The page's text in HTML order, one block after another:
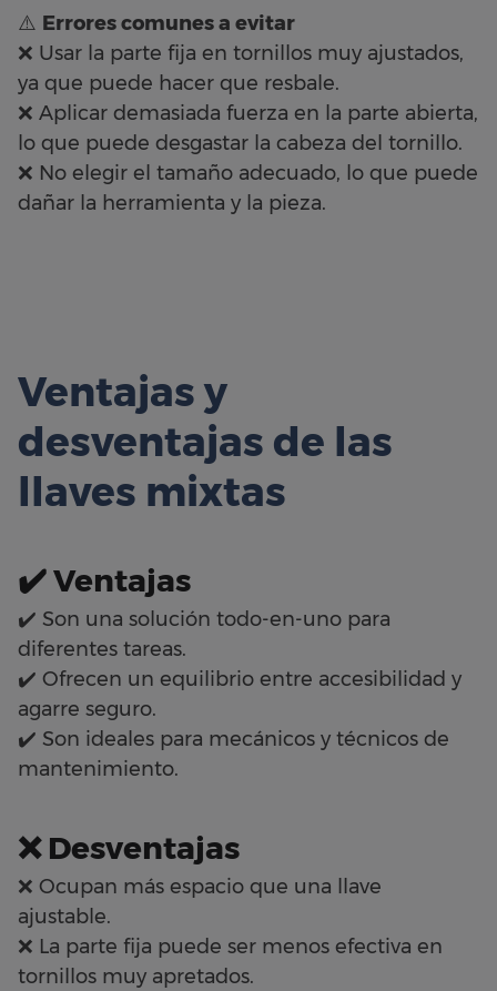
⚠️ Errores comunes a evitar
❌ Usar la parte fija en tornillos muy ajustados,
ya que puede hacer que resbale.
❌ Aplicar demasiada fuerza en la parte abierta,
lo que puede desgastar la cabeza del tornillo.
❌ No elegir el tamaño adecuado, lo que puede
dañar la herramienta y la pieza.
Ventajas y
desventajas de las
llaves mixtas
✔️ Ventajas
✔️ Son una solución todo-en-uno para
diferentes tareas.
✔️ Ofrecen un equilibrio entre accesibilidad y
agarre seguro.
✔️ Son ideales para mecánicos y técnicos de
mantenimiento.
❌ Desventajas
❌ Ocupan más espacio que una llave
ajustable.
❌ La parte fija puede ser menos efectiva en
tornillos muy apretados.